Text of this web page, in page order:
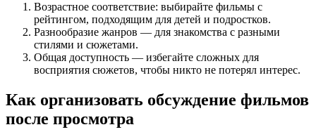
Возрастное соответствие: выбирайте фильмы с
рейтингом, подходящим для детей и подростков.
Разнообразие жанров — для знакомства с разными
стилями и сюжетами.
Общая доступность — избегайте сложных для
восприятия сюжетов, чтобы никто не потерял интерес.
Как организовать обсуждение фильмов
после просмотра